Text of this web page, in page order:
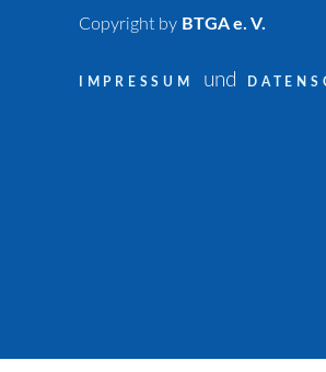
Copyright by BTGA e. V.
IMPRESSUM und